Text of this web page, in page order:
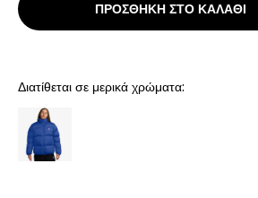
ΠΡΟΣΘΗΚΗ ΣΤΟ ΚΑΛΑΘΙ
Διατίθεται σε μερικά χρώματα: